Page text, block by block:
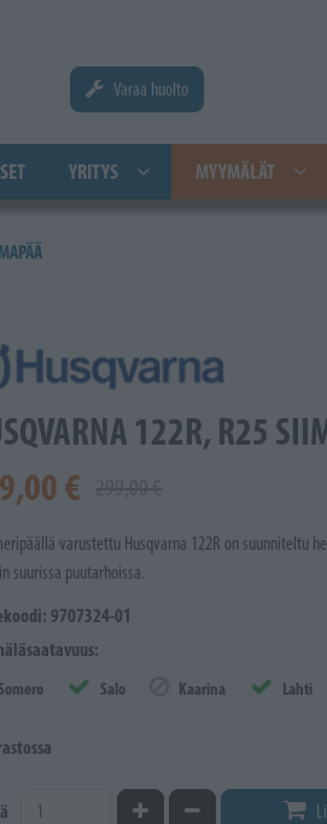
Varaa huolto
YRITYS MYYMÄLÄT
122R, R25
€
varustettu Husqvarna 122R on suunniteltu
suurissa puutarhoissa.
9707324-01
Salo Kaarina Lahti
Kasvata määrääVähennä määrää